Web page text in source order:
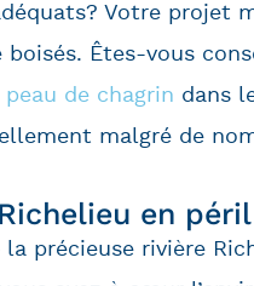
Votre
boisés. Êtes-vous
de chagrin dans
malgré de
en péril
la précieuse rivière